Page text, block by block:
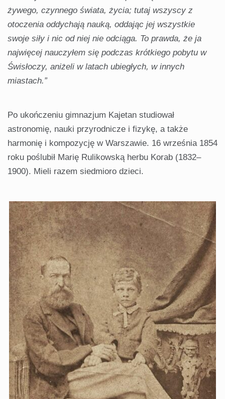
żywego, czynnego świata, życia; tutaj wszyscy z
otoczenia oddychają nauką, oddając jej wszystkie
swoje siły i nic od niej nie odciąga. To prawda, że ja
najwięcej nauczyłem się podczas krótkiego pobytu w
Świsłoczy, aniżeli w latach ubiegłych, w innych
miastach.”
Po ukończeniu gimnazjum Kajetan studiował
astronomię, nauki przyrodnicze i fizykę, a także
harmonię i kompozycję w Warszawie. 16 września 1854
roku poślubił Marię Rulikowską herbu Korab (1832–
1900). Mieli razem siedmioro dzieci.